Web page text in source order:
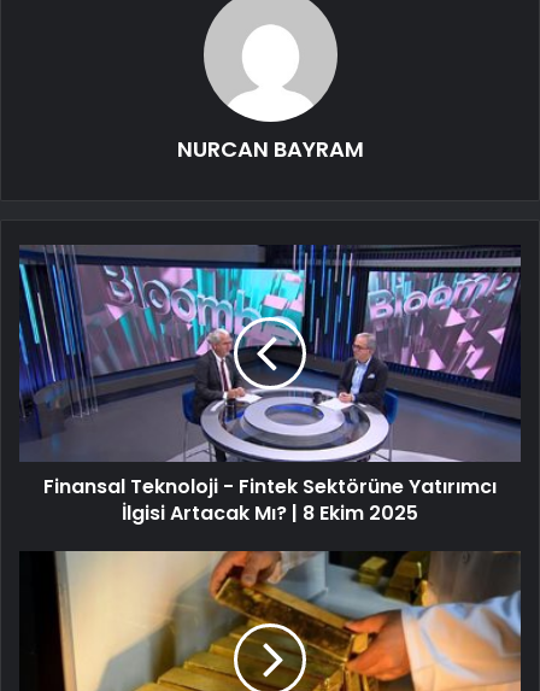
NURCAN BAYRAM
Finansal Teknoloji - Fintek Sektörüne Yatırımcı
İlgisi Artacak Mı? | 8 Ekim 2025